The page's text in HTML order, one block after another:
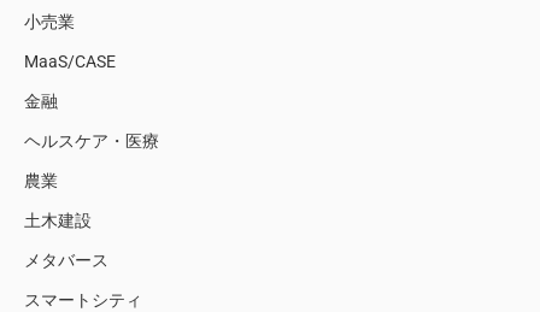
小売業
MaaS/CASE
金融
ヘルスケア・医療
農業
土木建設
メタバース
スマートシティ